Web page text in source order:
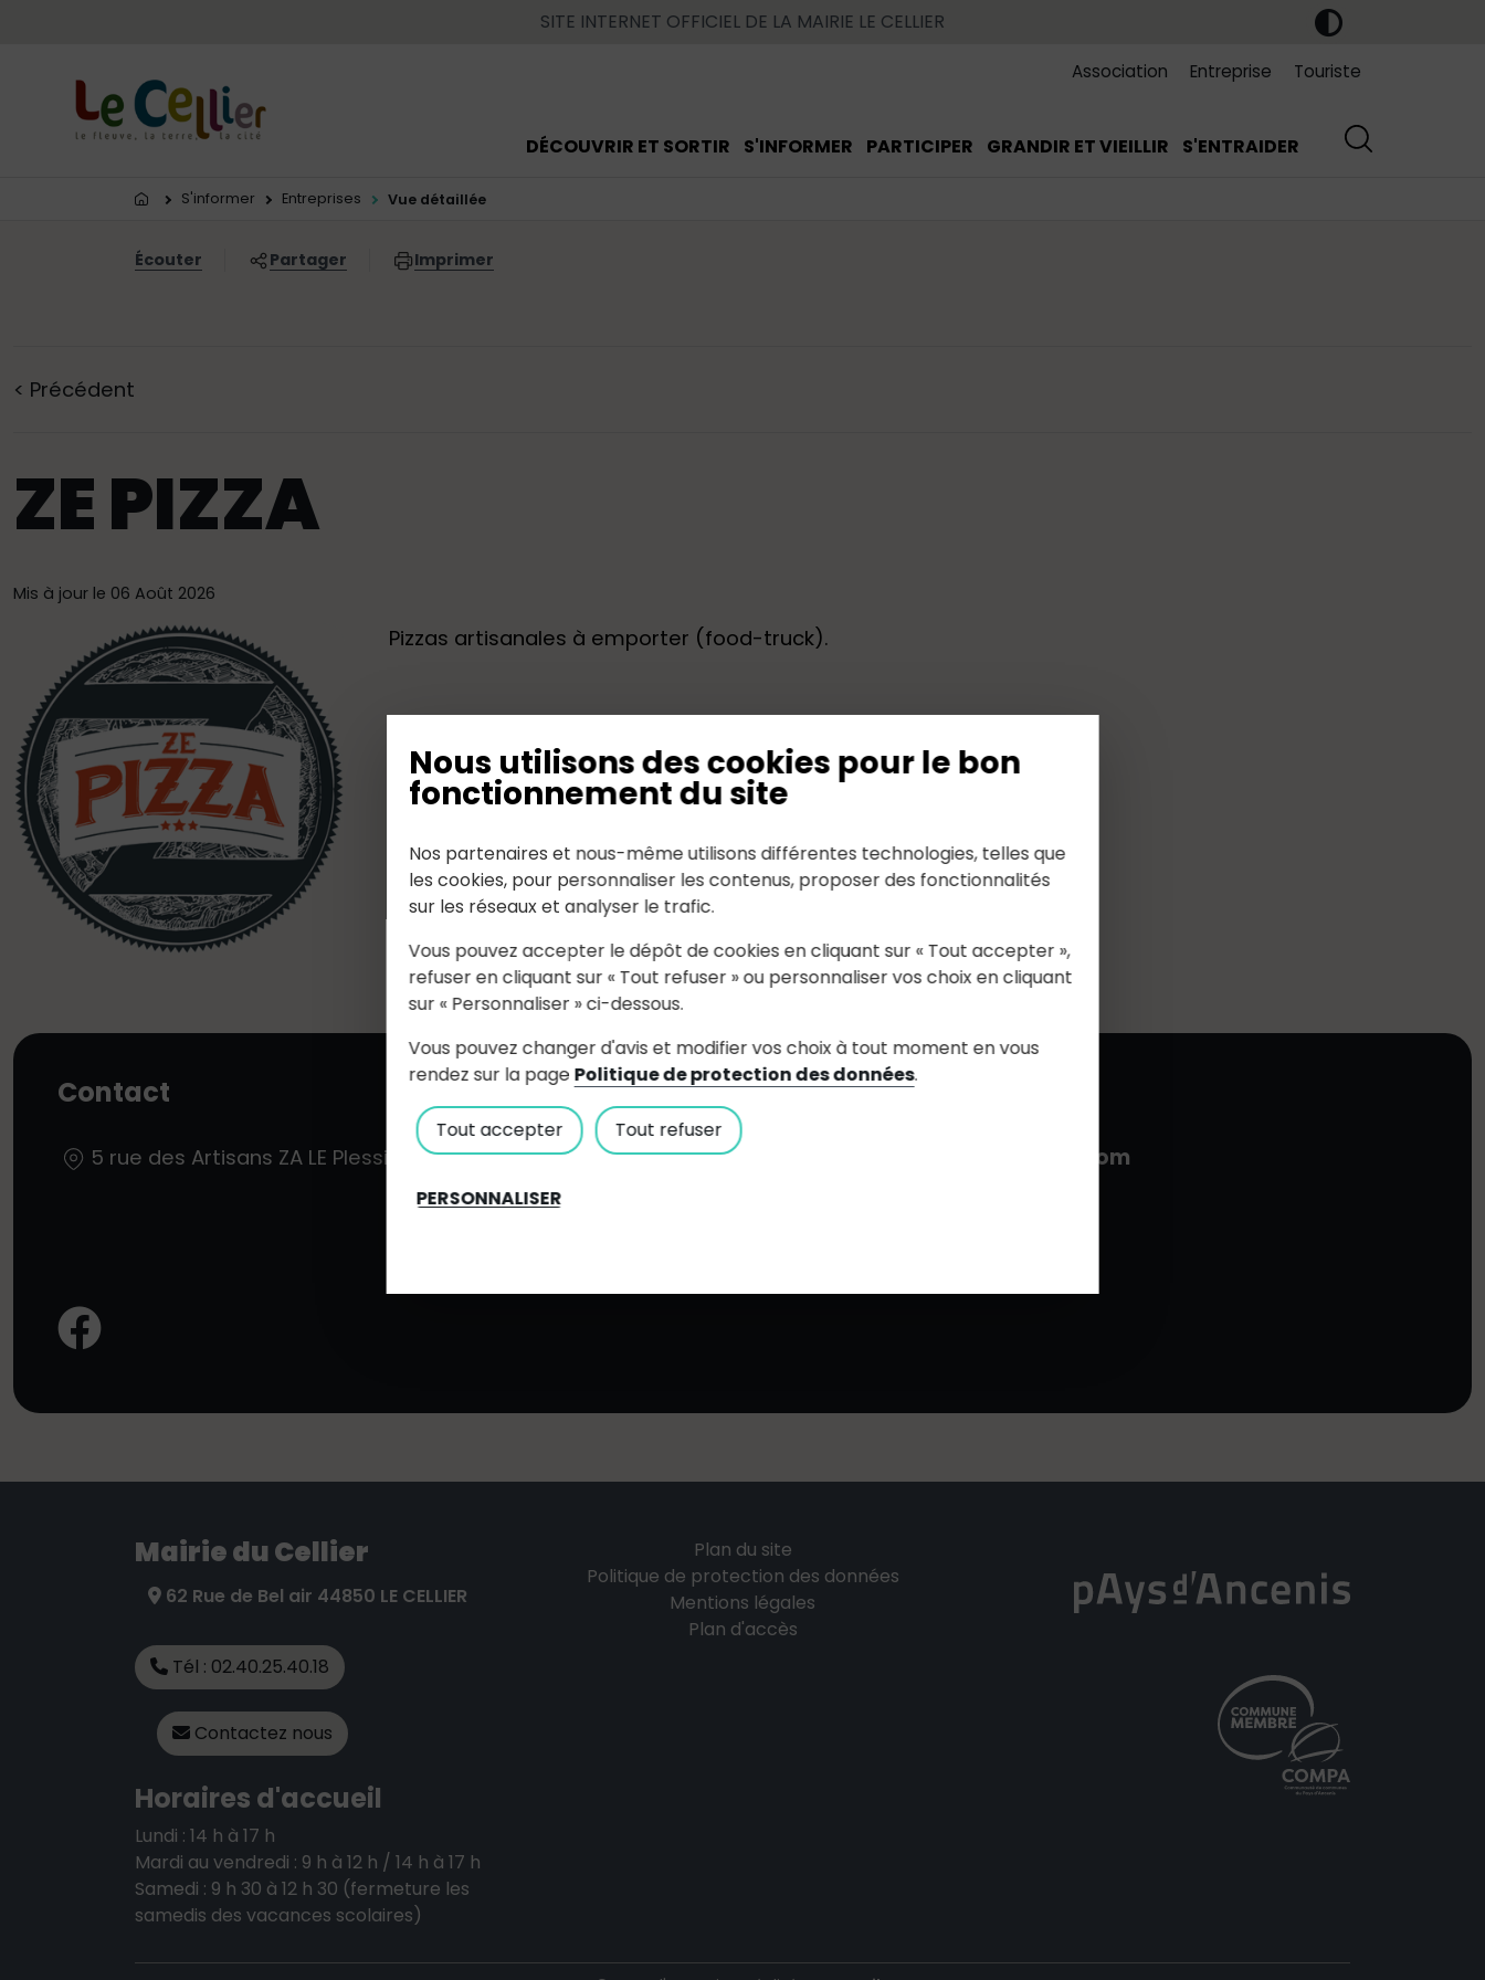
Nous utilisons des cookies pour le bon
fonctionnement du site
Nos partenaires et nous-même utilisons différentes technologies, telles que
les cookies, pour personnaliser les contenus, proposer des fonctionnalités
sur les réseaux et analyser le trafic.
Vous pouvez accepter le dépôt de cookies en cliquant sur « Tout accepter »,
refuser en cliquant sur « Tout refuser » ou personnaliser vos choix en cliquant
sur « Personnaliser » ci-dessous.
Vous pouvez changer d'avis et modifier vos choix à tout moment en vous
rendez sur la page Politique de protection des données.
Tout accepter Tout refuser
PERSONNALISER
SITE INTERNET OFFICIEL DE LA MAIRIE LE CELLIER
Association Entreprise Touriste
DÉCOUVRIR ET SORTIR S'INFORMER PARTICIPER GRANDIR ET VIEILLIR S'ENTRAIDER
Vous êtes ici:
S'informer Entreprises Vue détaillée
Écouter Partager Imprimer
< Précédent
ZE PIZZA
Mis à jour le 06 Août 2026
Pizzas artisanales à emporter (food-truck).
Contact
5 rue des Artisans ZA LE Plessis 44 521 OUDON
zepizza.nathalie(at)gmail.com
Facebook:
Mairie du Cellier
62 Rue de Bel air 44850 LE CELLIER
Tél : 02.40.25.40.18
Contactez nous
Horaires d'accueil
Lundi : 14 h à 17 h
Mardi au vendredi : 9 h à 12 h / 14 h à 17 h
Samedi : 9 h 30 à 12 h 30 (fermeture les
samedis des vacances scolaires)
Plan du site
Politique de protection des données
Mentions légales
Plan d'accès